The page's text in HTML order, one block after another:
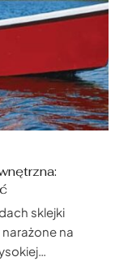
sklejki
na